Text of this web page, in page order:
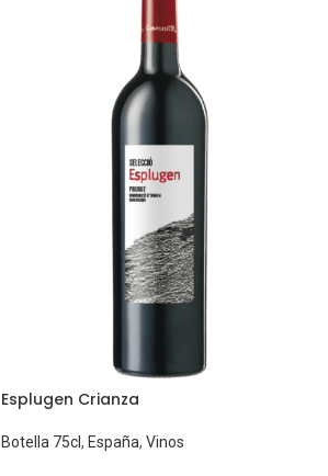
Esplugen Crianza
Botella 75cl, España, Vinos